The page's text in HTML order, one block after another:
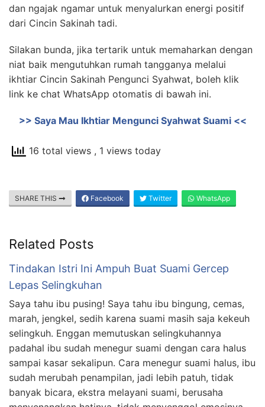
dan ngajak ngamar untuk menyalurkan energi positif
dari Cincin Sakinah tadi.
Silakan bunda, jika tertarik untuk memaharkan dengan
niat baik mengutuhkan rumah tangganya melalui
ikhtiar Cincin Sakinah Pengunci Syahwat, boleh klik
link ke chat WhatsApp otomatis di bawah ini.
>> Saya Mau Ikhtiar Mengunci Syahwat Suami <<
16 total views , 1 views today
SHARE THIS Facebook Twitter WhatsApp
Related Posts
Tindakan Istri Ini Ampuh Buat Suami Gercep
Lepas Selingkuhan
Saya tahu ibu pusing! Saya tahu ibu bingung, cemas,
marah, jengkel, sedih karena suami masih saja kekeuh
selingkuh. Enggan memutuskan selingkuhannya
padahal ibu sudah menegur suami dengan cara halus
sampai kasar sekalipun. Cara menegur suami halus, ibu
sudah merubah penampilan, jadi lebih patuh, tidak
banyak bicara, ekstra melayani suami, berusaha